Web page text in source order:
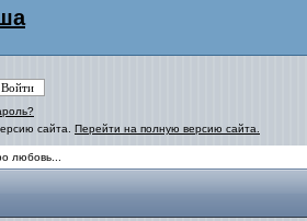
сайта. Перейти на полную версию сайта.
любовь...